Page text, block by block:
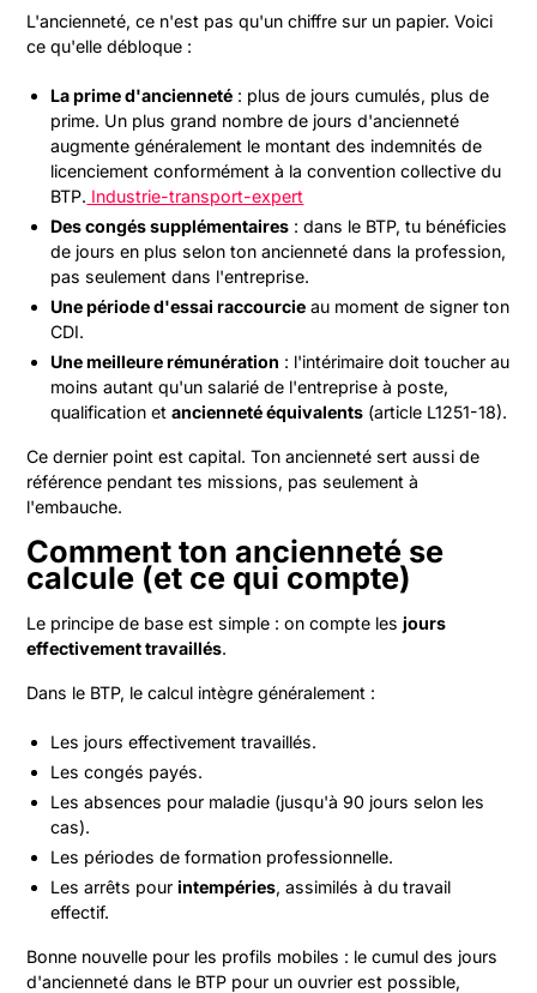
L'ancienneté, ce n'est pas qu'un chiffre sur un papier. Voici
ce qu'elle débloque :
La prime d'ancienneté : plus de jours cumulés, plus de
prime. Un plus grand nombre de jours d'ancienneté
augmente généralement le montant des indemnités de
licenciement conformément à la convention collective du
BTP. Industrie-transport-expert
Des congés supplémentaires : dans le BTP, tu bénéficies
de jours en plus selon ton ancienneté dans la profession,
pas seulement dans l'entreprise.
Une période d'essai raccourcie au moment de signer ton
CDI.
Une meilleure rémunération : l'intérimaire doit toucher au
moins autant qu'un salarié de l'entreprise à poste,
qualification etancienneté équivalents (article L1251-18).
Ce dernier point est capital. Ton ancienneté sert aussi de
référence pendant tes missions, pas seulement à
l'embauche.
Comment ton ancienneté se
calcule (et ce qui compte)
Le principe de base est simple : on compte lesjours
effectivement travaillés.
Dans le BTP, le calcul intègre généralement :
Les jours effectivement travaillés.
Les congés payés.
Les absences pour maladie (jusqu'à 90 jours selon les
cas).
Les périodes de formation professionnelle.
Les arrêts pourintempéries, assimilés à du travail
effectif.
Bonne nouvelle pour les profils mobiles : le cumul des jours
d'ancienneté dans le BTP pour un ouvrier est possible,